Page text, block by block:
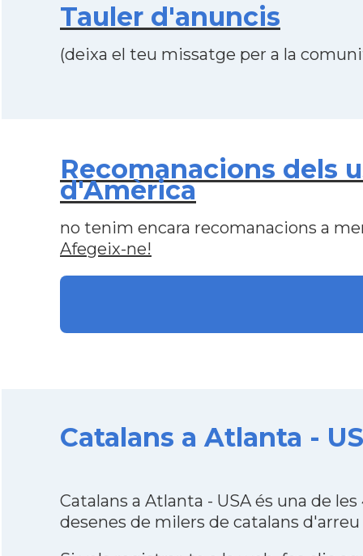
Tauler d'anuncis
(deixa el teu missatge per a la
Recomanacions dels
d'Amèrica
no tenim encara recomanacions a
Afegeix-ne!
Catalans a Atlanta -
Catalans a Atlanta - USA és una de
desenes de milers de catalans